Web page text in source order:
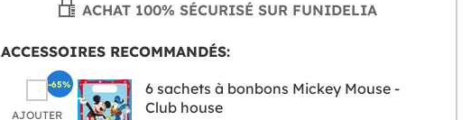
ACHAT 100% SÉCURISÉ SUR FUNIDELIA
ACCESSOIRES RECOMMANDÉS:
AJOUTER
6 sachets à bonbons Mickey Mouse -
Club house
-65%